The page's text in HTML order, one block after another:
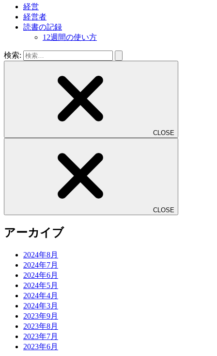
経営
経営者
読書の記録
12週間の使い方
検索:
CLOSE
CLOSE
アーカイブ
2024年8月
2024年7月
2024年6月
2024年5月
2024年4月
2024年3月
2023年9月
2023年8月
2023年7月
2023年6月